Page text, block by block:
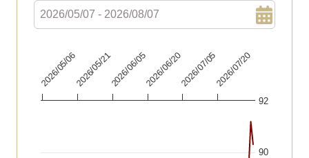
Line chart with 66 data points.
The chart has 1 X axis displaying Time. Data ranges
The chart has 1 Y axis displaying values. Data ranges
90
92
2026/05/062026/05/212026/06/052026/06/202026/07/052026/07/20